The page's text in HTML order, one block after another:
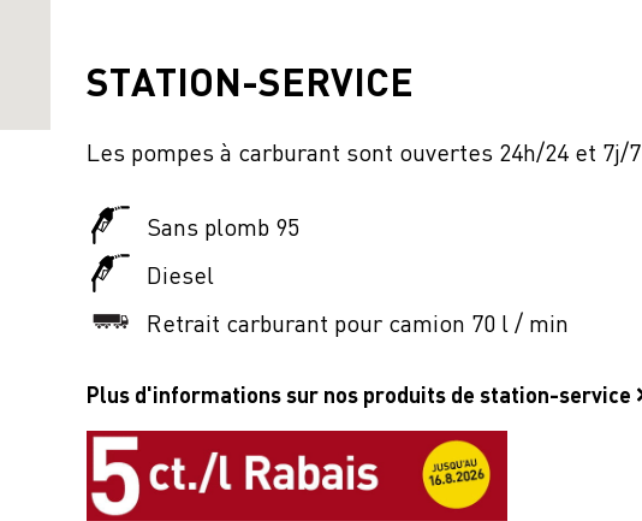
STATION-SERVICE
Les pompes à carburant sont ouvertes 24h/24 et 7j/7
Sans plomb 95
Diesel
Retrait carburant pour camion 70 l / min
Plus d'informations sur nos produits de station-service